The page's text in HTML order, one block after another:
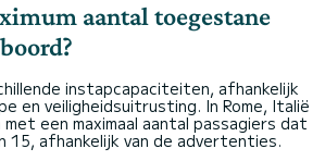
aantal toegestane
instapcapaciteiten, afhankelijk
en veiligheidsuitrusting. In Rome, Italië
een maximaal aantal passagiers dat
15, afhankelijk van de advertenties.